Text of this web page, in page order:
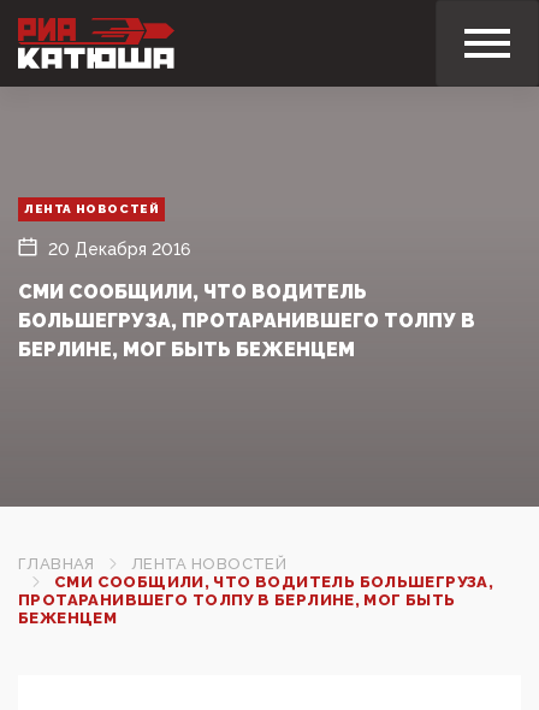
ЛЕНТА НОВОСТЕЙ
20 Декабря 2016
СМИ СООБЩИЛИ, ЧТО ВОДИТЕЛЬ
БОЛЬШЕГРУЗА, ПРОТАРАНИВШЕГО ТОЛПУ В
БЕРЛИНЕ, МОГ БЫТЬ БЕЖЕНЦЕМ
ГЛАВНАЯ
ЛЕНТА НОВОСТЕЙ
СМИ СООБЩИЛИ, ЧТО ВОДИТЕЛЬ БОЛЬШЕГРУЗА,
ПРОТАРАНИВШЕГО ТОЛПУ В БЕРЛИНЕ, МОГ БЫТЬ
БЕЖЕНЦЕМ